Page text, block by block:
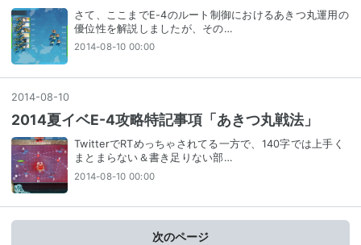
さて、ここまでE-4のルート制御におけるあきつ丸運用の
優位性を解説しましたが、その…
2014-08-10 00:00
2014-08-10
2014夏イベE-4攻略特記事項「あきつ丸戦法」
TwitterでRTめっちゃされてる一方で、140字では上手く
まとまらない＆書き足りない部…
2014-08-10 00:00
次のページ